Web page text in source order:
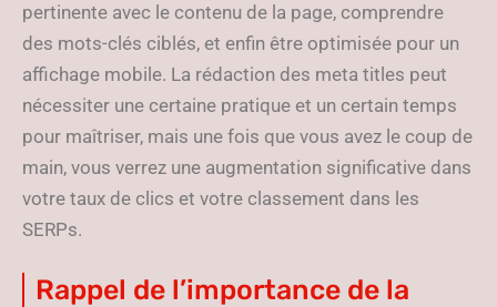
pertinente avec le contenu de la page, comprendre
des mots-clés ciblés, et enfin être optimisée pour un
affichage mobile. La rédaction des meta titles peut
nécessiter une certaine pratique et un certain temps
pour maîtriser, mais une fois que vous avez le coup de
main, vous verrez une augmentation significative dans
votre taux de clics et votre classement dans les
SERPs.
Rappel de l’importance de la